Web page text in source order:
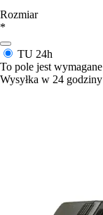
Rozmiar
*
TU 24h
To pole jest wymagane
Wysyłka w 24 godziny